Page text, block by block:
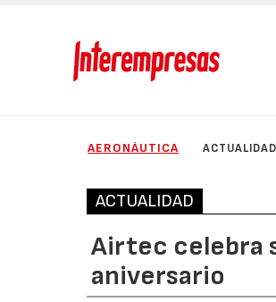
AERONÁUTICA ACTUALIDAD
ACTUALIDAD
Airtec celebra
aniversario